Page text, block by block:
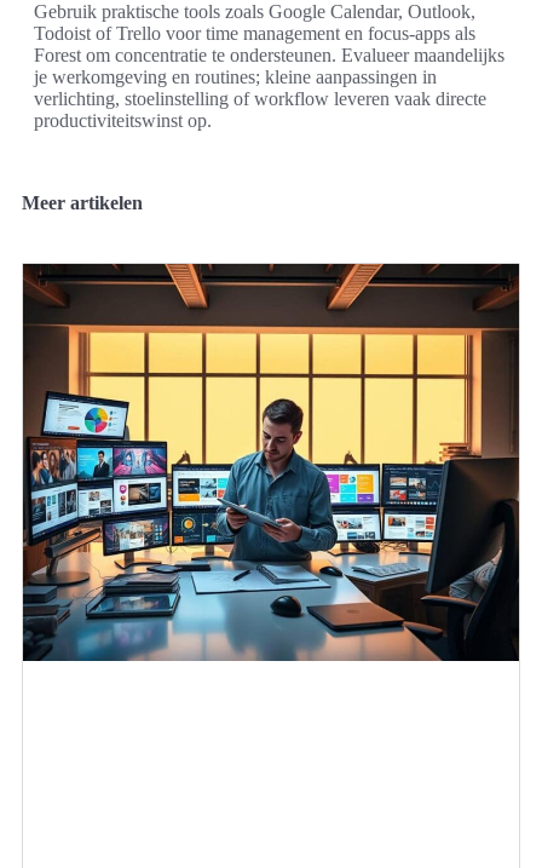
Gebruik praktische tools zoals Google Calendar, Outlook,
Todoist of Trello voor time management en focus-apps als
Forest om concentratie te ondersteunen. Evalueer maandelijks
je werkomgeving en routines; kleine aanpassingen in
verlichting, stoelinstelling of workflow leveren vaak directe
productiviteitswinst op.
Meer artikelen